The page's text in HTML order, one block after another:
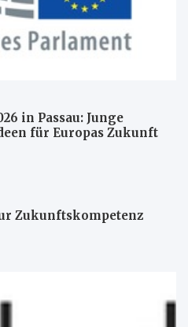
in Passau: Junge
für Europas Zukunft
Zukunftskompetenz